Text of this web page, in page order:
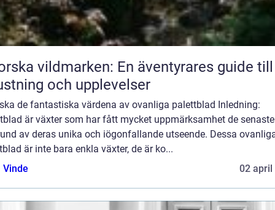
vildmarken: En äventyrares guide till
och upplevelser
de fantastiska värdena av ovanliga palettblad Inledning:
är växter som har fått mycket uppmärksamhet de
av deras unika och iögonfallande utseende. Dessa
är inte bara enkla växter, de är ko...
Vinde
02 april